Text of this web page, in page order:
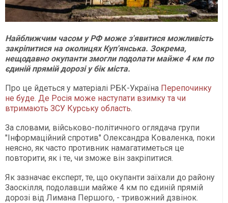
Найближчим часом у РФ може з'явитися можливість
закріпитися на околицях Куп'янська. Зокрема,
нещодавно окупанти змогли подолати майже 4 км по
єдиній прямій дорозі у бік міста.
Про це йдеться у матеріалі РБК-Україна Перепочинку
не буде. Де Росія може наступати взимку та чи
втримають ЗСУ Курську область.
За словами, військово-політичного оглядача групи
"Інформаційний спротив" Олександра Коваленка, поки
неясно, як часто противник намагатиметься це
повторити, як і те, чи зможе він закріпитися.
Як зазначає експерт, те, що окупанти заїхали до району
Заоскілля, подолавши майже 4 км по єдиній прямій
дорозі від Лимана Першого, - тривожний дзвінок.